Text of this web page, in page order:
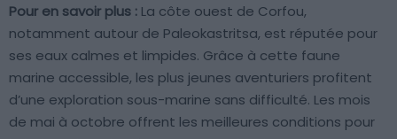
Pour en savoir plus : La côte ouest de Corfou,
notamment autour de Paleokastritsa, est réputée pour
ses eaux calmes et limpides. Grâce à cette faune
marine accessible, les plus jeunes aventuriers profitent
d’une exploration sous-marine sans difficulté. Les mois
de mai à octobre offrent les meilleures conditions pour